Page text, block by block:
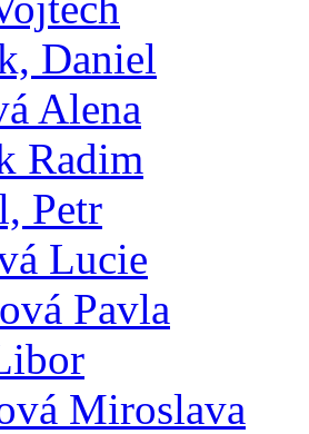
Daniel
Alena
Radim
Petr
Lucie
Pavla
Miroslava